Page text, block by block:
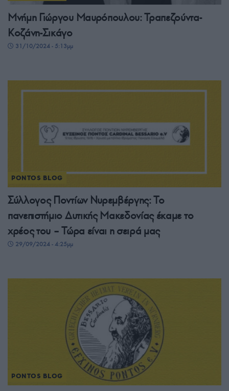
Μνήμη Γιώργου Μαυρόπουλου: Τραπεζούντα-
Κοζάνη-Σικάγο
31/10/2024 - 5:13μμ
PONTOS BLOG
Σύλλογος Ποντίων Νυρεμβέργης: Το
πανεπιστήμιο Δυτικής Μακεδονίας έκαμε το
χρέος του – Τώρα είναι η σειρά μας
29/09/2024 - 4:25μμ
PONTOS BLOG